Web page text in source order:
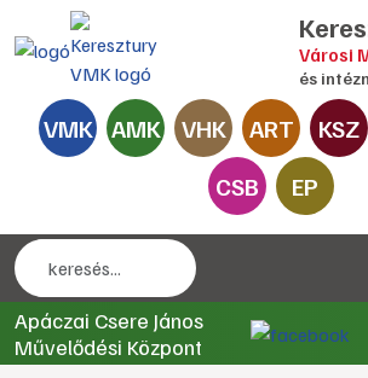
Városi
és
VMK AMK VHK ART KSZ
CSB
EP
Apáczai Csere János
Művelődési Központ